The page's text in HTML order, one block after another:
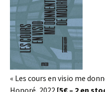
« Les cours en visio me
Honoré, 2022 [5€ – 2 en